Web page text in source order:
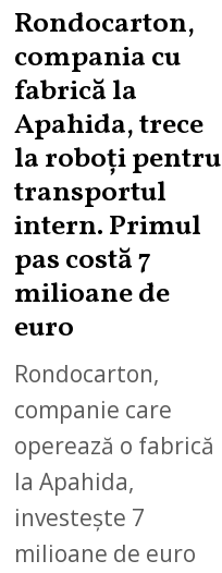
G
T
7
2
Rondocarton,
compania cu
fabrică la
Apahida, trece
la roboți pentru
transportul
intern. Primul
pas costă 7
milioane de
euro
Rondocarton,
companie care
operează o fabrică
la Apahida,
investește 7
milioane de euro